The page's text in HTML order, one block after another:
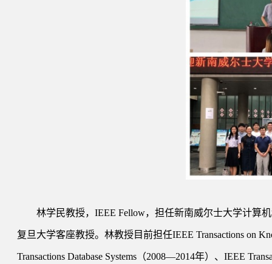
林学民教授，IEEE Fellow，担任新南威尔士大学计算
复旦大学客座教授。林教授目前担任IEEE Transactions on
Transactions Database Systems（2008—2014年）、IEEE